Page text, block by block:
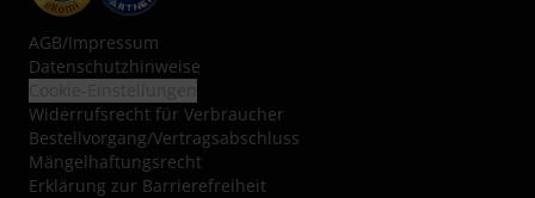
AGB/Impressum
Datenschutzhinweise
Widerrufsrecht für Verbraucher
Bestellvorgang/Vertragsabschluss
Mängelhaftungsrecht
Erklärung zur Barrierefreiheit